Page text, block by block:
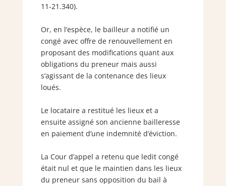
11-21.340).
Or, en l’espèce, le bailleur a notifié un
congé avec offre de renouvellement en
proposant des modifications quant aux
obligations du preneur mais aussi
s’agissant de la contenance des lieux
loués.
Le locataire a restitué les lieux et a
ensuite assigné son ancienne bailleresse
en paiement d’une indemnité d’éviction.
La Cour d’appel a retenu que ledit congé
était nul et que le maintien dans les lieux
du preneur sans opposition du bail à